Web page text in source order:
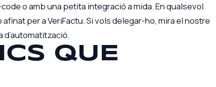
o amb una petita integració a mida. En qualsevol
per a VeriFactu. Si vols delegar-ho, mira el nostre
d’automatització.
QUE